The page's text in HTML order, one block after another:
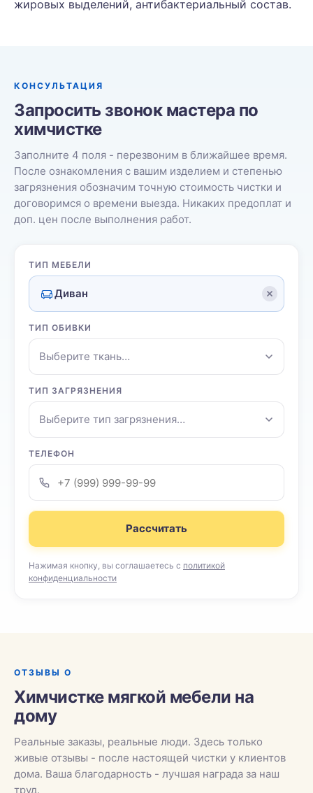
жировых выделений, антибактериальный состав.
КОНСУЛЬТАЦИЯ
Запросить звонок мастера по
химчистке
Заполните 4 поля - перезвоним в ближайшее время.
После ознакомления с вашим изделием и степенью
загрязнения обозначим точную стоимость чистки и
договоримся о времени выезда. Никаких предоплат и
доп. цен после выполнения работ.
ТИП МЕБЕЛИ
Диван
ТИП ОБИВКИ
Выберите ткань…
ТИП ЗАГРЯЗНЕНИЯ
Выберите тип загрязнения…
ТЕЛЕФОН
Рассчитать
Нажимая кнопку, вы соглашаетесь с политикой
конфиденциальности
ОТЗЫВЫ О
Химчистке мягкой мебели на
дому
Реальные заказы, реальные люди. Здесь только
живые отзывы - после настоящей чистки у клиентов
дома. Ваша благодарность - лучшая награда за наш
труд.